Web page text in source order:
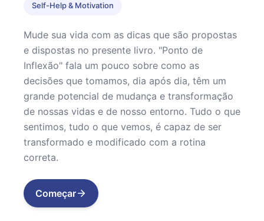
Self-Help & Motivation
Mude sua vida com as dicas que são propostas
e dispostas no presente livro. "Ponto de
Inflexão" fala um pouco sobre como as
decisões que tomamos, dia após dia, têm um
grande potencial de mudança e transformação
de nossas vidas e de nosso entorno. Tudo o que
sentimos, tudo o que vemos, é capaz de ser
transformado e modificado com a rotina
correta.
Começar